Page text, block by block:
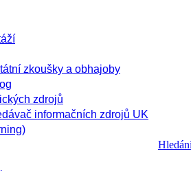
zkoušky a obhajoby
zdrojů
informačních zdrojů UK